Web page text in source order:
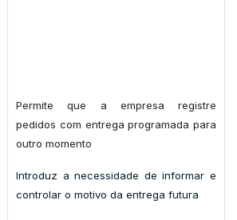
Permite que a empresa registre
pedidos com entrega programada para
outro momento
Introduz a necessidade de informar e
controlar o motivo da entrega futura